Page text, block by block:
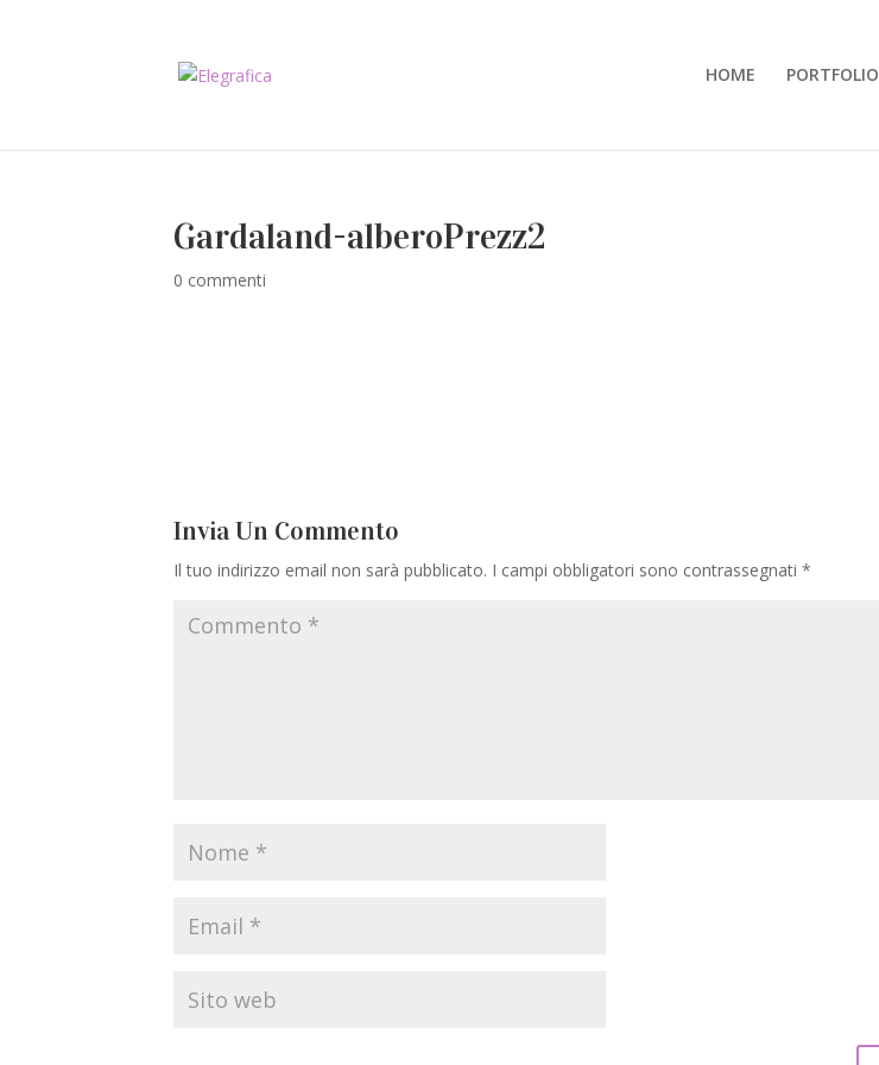
HOME PORTFOLIO
Gardaland-alberoPrezz2
0 commenti
Invia Un Commento
Il tuo indirizzo email non sarà pubblicato. I campi obbligatori sono contrassegnati *